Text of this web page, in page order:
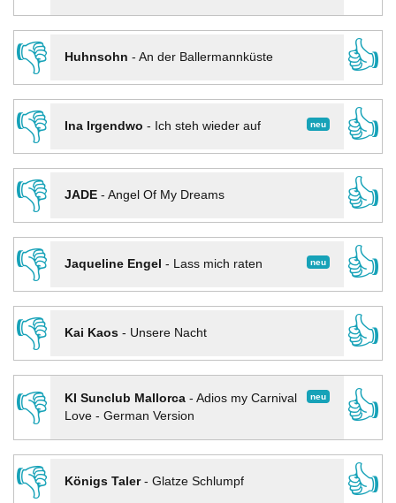
👎
Huhnsohn - An der Ballermannküste
👍
👎
neu
Ina Irgendwo - Ich steh wieder auf
👍
👎
JADE- Angel Of My Dreams
👍
👎
neu
Jaqueline Engel - Lass mich raten
👍
👎
Kai Kaos- Unsere Nacht
👍
👎
neu
KI Sunclub Mallorca- Adios my Carnival
Love - German Version
👍
👎
Königs Taler- Glatze Schlumpf
👍